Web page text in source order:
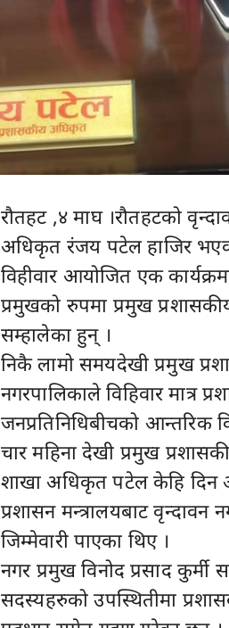
रौतहट ,४ माघ ।रौतहटको
अधिकृत रंजय पटेल हाजिर
विहीवार आयोजित एक
प्रमुखको रुपमा प्रमुख
सम्हालेका हुन् ।
निकै लामो समयदेखी प्रमुख
नगरपालिकाले विहिवार मात्र
जनप्रतिनिधिबीचको आन्तरिक
चार महिना देखी प्रमुख
शाखा अधिकृत पटेल केहि दिन
प्रशासन मन्त्रालयबाट
जिम्मेवारी पाएका थिए ।
नगर प्रमुख विनोद प्रसाद कुर्मी
सदस्यहरुको उपस्थितीमा